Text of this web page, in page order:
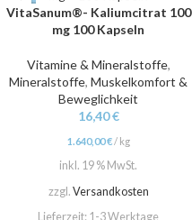
VitaSanum®- Kaliumcitrat 100
mg 100 Kapseln
Vitamine & Mineralstoffe,
Mineralstoffe, Muskelkomfort &
Beweglichkeit
16,40€
1.640,00€/ kg
inkl. 19 % MwSt.
zzgl. Versandkosten
Lieferzeit: 1-3 Werktage